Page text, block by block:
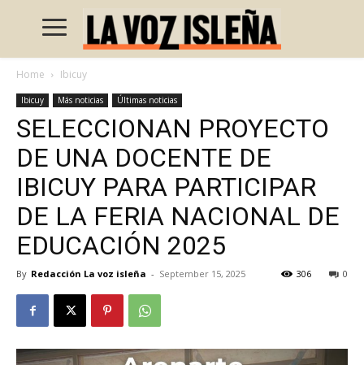
Home Ibicuy
Ibicuy Más noticias Últimas noticias
SELECCIONAN PROYECTO
DE UNA DOCENTE DE
IBICUY PARA PARTICIPAR
DE LA FERIA NACIONAL DE
EDUCACIÓN 2025
By Redacción La voz isleña - September 15, 2025 0
306